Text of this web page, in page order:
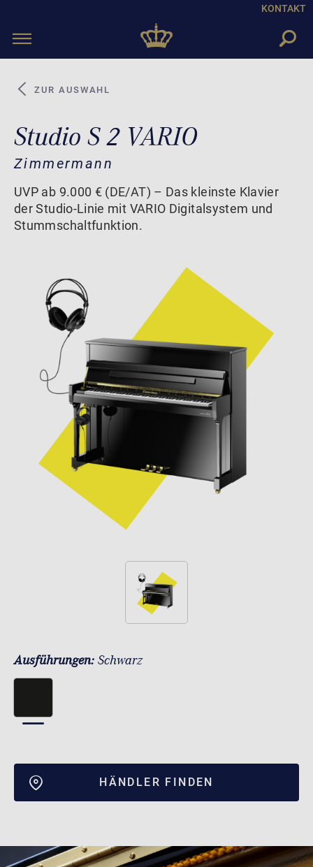
KONTAKT
Toggle
ZUR AUSWAHL
Studio S 2 VARIO
Zimmermann
UVP ab 9.000 € (DE/AT) – Das kleinste Klavier
der Studio-Linie mit VARIO Digitalsystem und
Stummschaltfunktion.
Ausführungen: Schwarz
HÄNDLER FINDEN